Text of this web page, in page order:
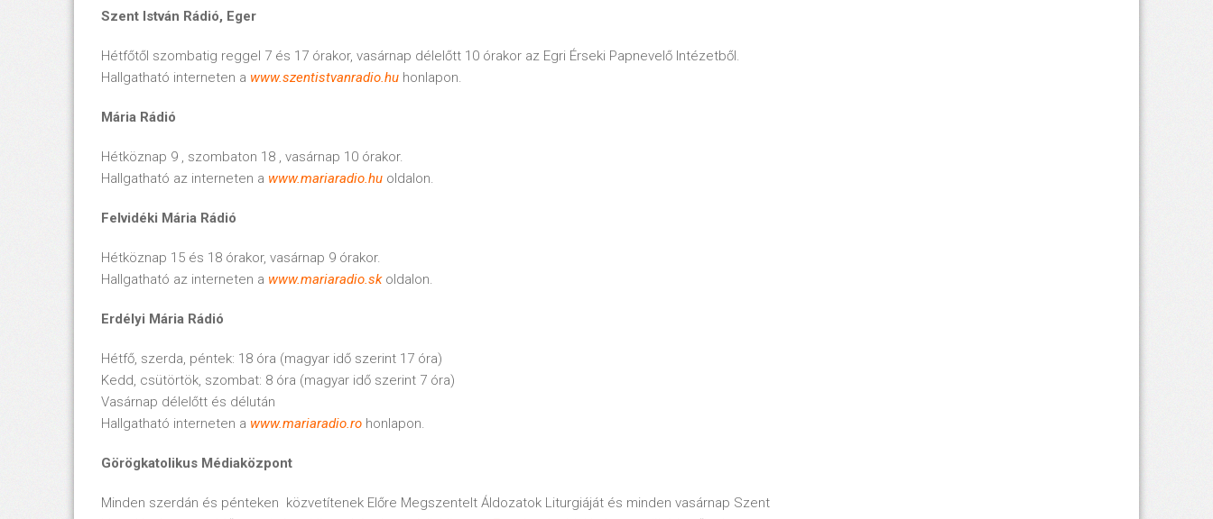
Szent István Rádió, Eger
Hétfőtől szombatig reggel 7 és 17 órakor, vasárnap délelőtt 10 órakor az Egri Érseki Papnevelő Intézetből.
Hallgatható interneten a www.szentistvanradio.hu honlapon.
Mária Rádió
Hétköznap 9 , szombaton 18 , vasárnap 10 órakor.
Hallgatható az interneten a www.mariaradio.hu oldalon.
Felvidéki Mária Rádió
Hétköznap 15 és 18 órakor, vasárnap 9 órakor.
Hallgatható az interneten a www.mariaradio.sk oldalon.
Erdélyi Mária Rádió
Hétfő, szerda, péntek: 18 óra (magyar idő szerint 17 óra)
Kedd, csütörtök, szombat: 8 óra (magyar idő szerint 7 óra)
Vasárnap délelőtt és délután
Hallgatható interneten a www.mariaradio.ro honlapon.
Görögkatolikus Médiaközpont
Minden szerdán és pénteken közvetítenek Előre Megszentelt Áldozatok Liturgiáját és minden vasárnap Szent